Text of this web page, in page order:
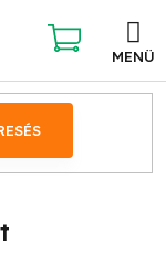
KOSÁR